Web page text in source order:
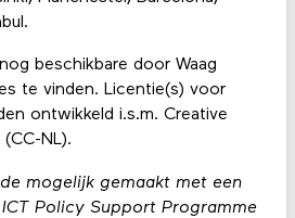
beschikbare door Waag
te vinden. Licentie(s) voor
ontwikkeld i.s.m. Creative
NL).
mogelijk gemaakt met een
Policy Support Programme